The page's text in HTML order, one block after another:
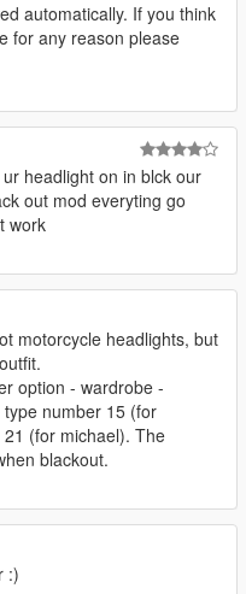
automatically. If you think
for any reason please
headlight on in blck our
out mod everyting go
work
motorcycle headlights, but
option - wardrobe -
number 15 (for
(for michael). The
blackout.
:)